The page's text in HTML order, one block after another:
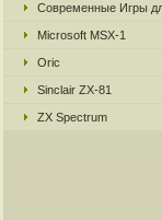
Современные Игры
Microsoft MSX-1
Oric
Sinclair ZX-81
ZX Spectrum